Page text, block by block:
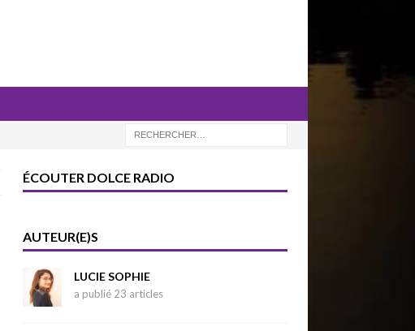
ÉCOUTER DOLCE RADIO
AUTEUR(E)S
LUCIE SOPHIE
a publié 23 articles